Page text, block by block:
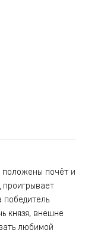
положены почёт и
проигрывает
князя, внешне
любимой